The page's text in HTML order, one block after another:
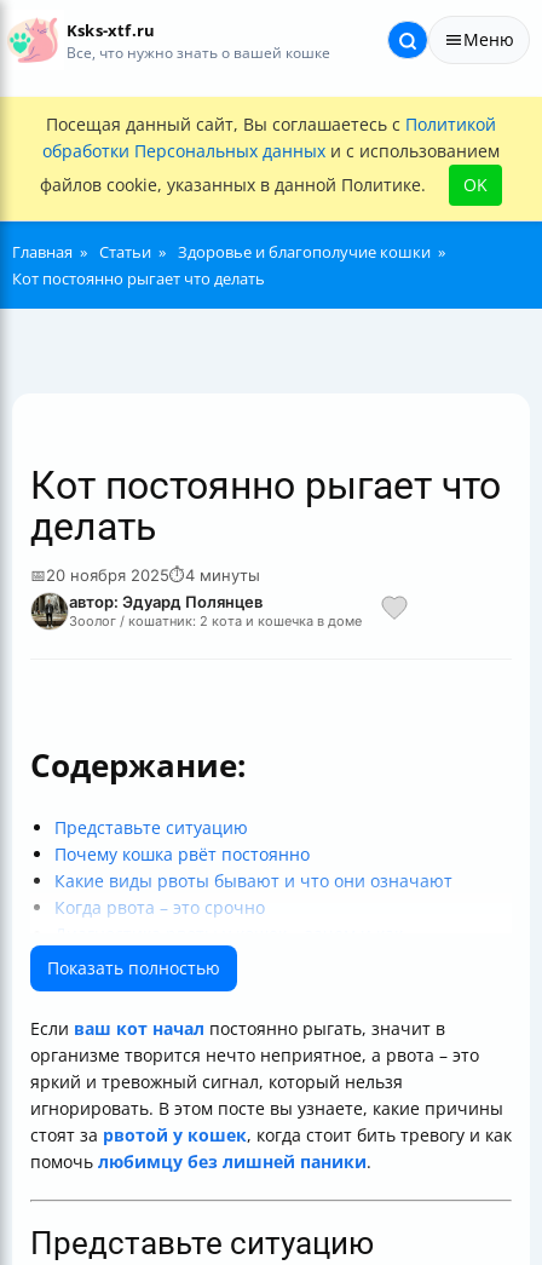
Ksks-xtf.ru
Все, что нужно знать о вашей кошке
Меню
Посещая данный сайт, Вы соглашаетесь с Политикой
обработки Персональных данных и с использованием
файлов cookie, указанных в данной Политике.
OK
Главная Статьи
Здоровье и благополучие кошки
Кот постоянно рыгает что делать
Кот постоянно рыгает что
делать
📅20 ноября 2025⏱4 минуты
автор: Эдуард Полянцев
Зоолог / кошатник: 2 кота и кошечка в доме
Содержание:
Представьте ситуацию
Почему кошка рвёт постоянно
Какие виды рвоты бывают и что они означают
Когда рвота – это срочно
Как помочь коту до визита к врачу
Лечение и препараты
Что делать после лечения
Подведём итог
Показать полностью
Если ваш кот начал постоянно рыгать, значит в
организме творится нечто неприятное, а рвота – это
яркий и тревожный сигнал, который нельзя
игнорировать. В этом посте вы узнаете, какие причины
стоят за рвотой у кошек, когда стоит бить тревогу и как
помочь любимцу без лишней паники.
Представьте ситуацию